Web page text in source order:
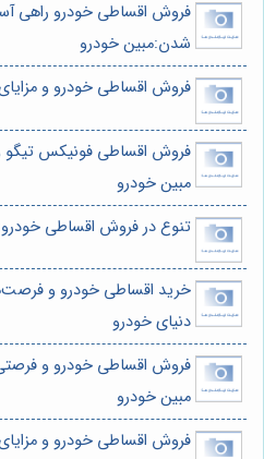
فروش اقساطی خودرو راهی
شدن:مبین خودرو
فروش اقساطی خودرو و
فروش اقساطی فونیکس
مبین خودرو
تنوع در فروش اقساطی
خرید اقساطی خودرو و
دنیای خودرو
فروش اقساطی خودرو و
مبین خودرو
فروش اقساطی خودرو و